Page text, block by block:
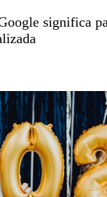
significa